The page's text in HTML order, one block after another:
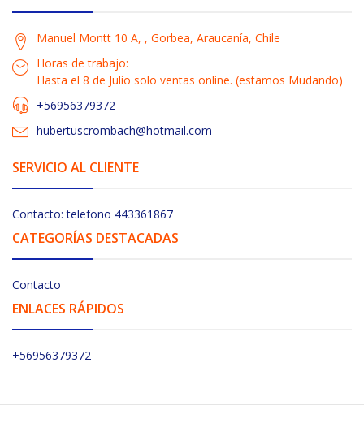
Manuel Montt 10 A, , Gorbea, Araucanía, Chile
Horas de trabajo:
Hasta el 8 de Julio solo ventas online. (estamos Mudando)
+56956379372
hubertuscrombach@hotmail.com
SERVICIO AL CLIENTE
Contacto: telefono 443361867
CATEGORÍAS DESTACADAS
Contacto
ENLACES RÁPIDOS
+56956379372